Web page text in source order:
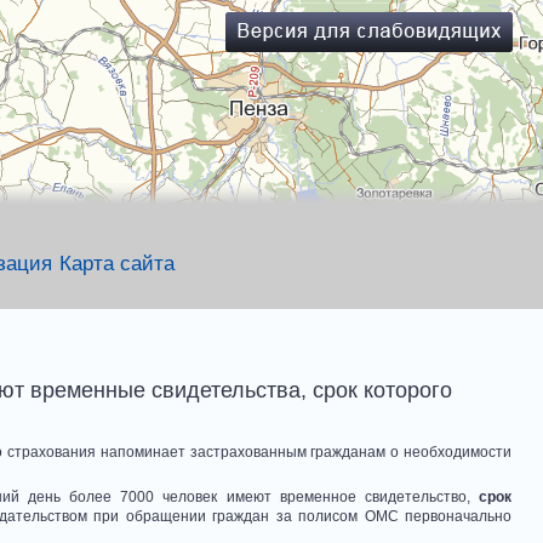
Карта сайта
временные свидетельства, срок которого
напоминает застрахованным гражданам о необходимости
день более 7000 человек имеют временное свидетельство, срок
при обращении граждан за полисом ОМС первоначально